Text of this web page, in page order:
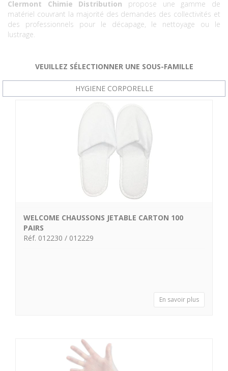
Clermont Chimie Distribution propose une gamme de
matériel couvrant la majorité des demandes des collectivités et
des professionnels pour le décapage, le nettoyage ou le
lustrage.
VEUILLEZ SÉLECTIONNER UNE SOUS-FAMILLE
HYGIENE CORPORELLE
WELCOME CHAUSSONS JETABLE CARTON 100
PAIRS
Réf. 012230 / 012229
En savoir plus